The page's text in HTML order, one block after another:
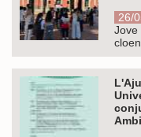
26/
Jove